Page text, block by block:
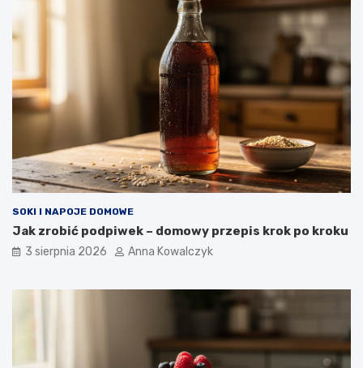
SOKI I NAPOJE DOMOWE
Jak zrobić podpiwek – domowy przepis krok po kroku
3 sierpnia 2026 Anna Kowalczyk